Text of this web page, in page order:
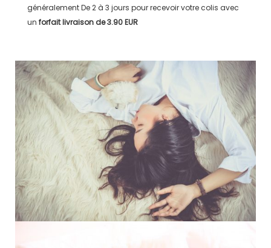
généralementDe 2 à 3 jours pour recevoir votre colis avec
un forfait livraison de3.90 EUR